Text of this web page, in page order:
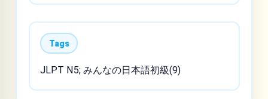
Tags
JLPT N5; みんなの日本語初級(9)